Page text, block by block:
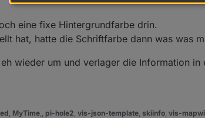
Das Bild wird dunkler und wieder heller, aber kein
eine fixe Hintergrundfarbe drin.
hat, hatte die Schriftfarbe dann was was
wieder um und verlager die Information in
MyTime pi-hole2 vis-json-template skiinfo vis-